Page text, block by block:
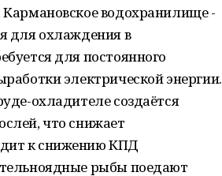
Кармановское водохранилище -
для охлаждения в
для постоянного
электрической энергии.
охладителе создаётся
что снижает
к снижению КПД
рыбы поедают